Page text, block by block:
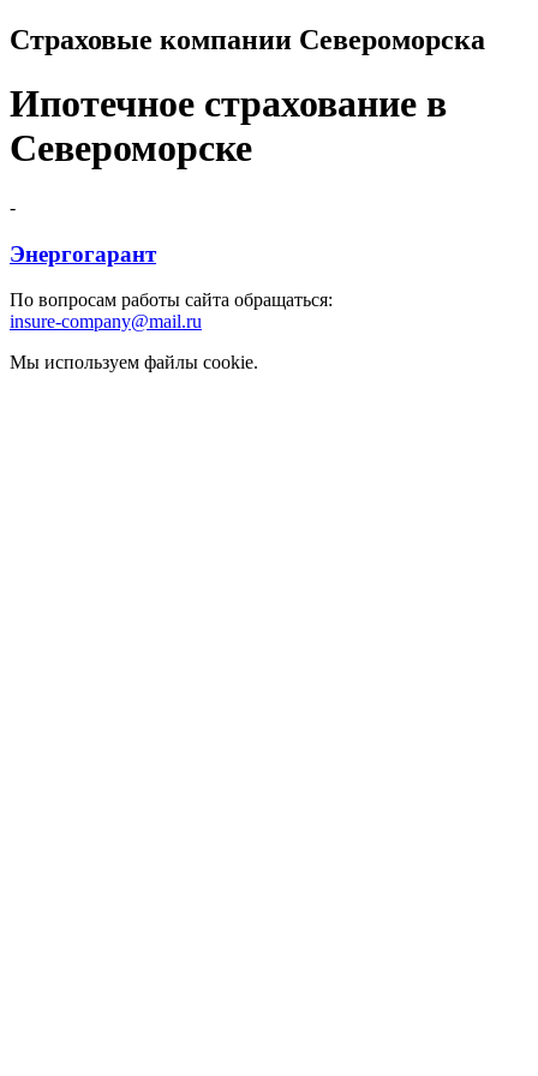
Страховые компании Североморска
Ипотечное страхование в
Североморске
-
Энергогарант
По вопросам работы сайта обращаться:
insure-company@mail.ru
Мы используем файлы cookie.